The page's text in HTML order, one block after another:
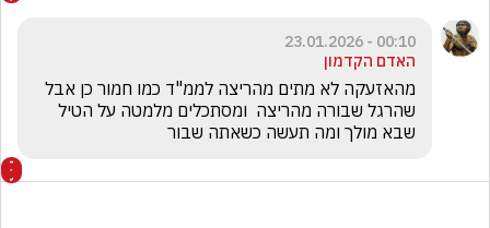
00:10 - 23.01.2026
האדם הקדמון
שבא מולך ומה תעשה כשאתה שבור